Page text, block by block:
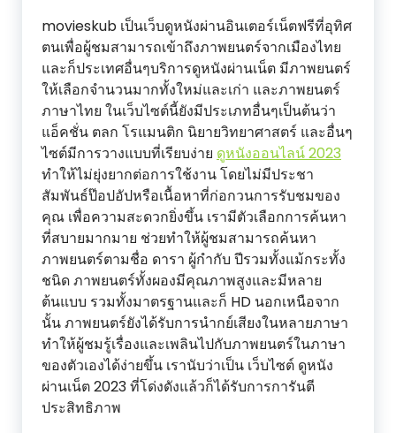
movieskub เป็นเว็บดูหนังผ่านอินเตอร์เน็ตฟรีที่อุทิศ
ตนเพื่อผู้ชมสามารถเข้าถึงภาพยนตร์จากเมืองไทย
และก็ประเทศอื่นๆบริการดูหนังผ่านเน็ต มีภาพยนตร์
ให้เลือกจำนวนมากทั้งใหม่และเก่า และภาพยนตร์
ภาษาไทย ในเว็บไซต์นี้ยังมีประเภทอื่นๆเป็นต้นว่า
แอ็คชั่น ตลก โรแมนติก นิยายวิทยาศาสตร์ และอื่นๆ
ไซต์มีการวางแบบที่เรียบง่าย ดูหนังออนไลน์ 2023
ทำให้ไม่ยุ่งยากต่อการใช้งาน โดยไม่มีประชา
สัมพันธ์ป๊อปอัปหรือเนื้อหาที่ก่อกวนการรับชมของ
คุณ เพื่อความสะดวกยิ่งขึ้น เรามีตัวเลือกการค้นหา
ที่สบายมากมาย ช่วยทำให้ผู้ชมสามารถค้นหา
ภาพยนตร์ตามชื่อ ดารา ผู้กำกับ ปีรวมทั้งแม้กระทั้ง
ชนิด ภาพยนตร์ทั้งผองมีคุณภาพสูงและมีหลาย
ต้นแบบ รวมทั้งมาตรฐานและก็ HD นอกเหนือจาก
นั้น ภาพยนตร์ยังได้รับการนำกย์เสียงในหลายภาษา
ทำให้ผู้ชมรู้เรื่องและเพลินไปกับภาพยนตร์ในภาษา
ของตัวเองได้ง่ายขึ้น เรานับว่าเป็น เว็บไซต์ ดูหนัง
ผ่านเน็ต 2023 ที่โด่งดังแล้วก็ได้รับการการันตี
ประสิทธิภาพ